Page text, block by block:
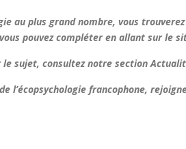
au plus grand nombre, vous
pouvez compléter en allant sur le
sujet, consultez notre section
l’écopsychologie francophone,